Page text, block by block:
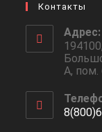
Контакты
Адрес:
А,